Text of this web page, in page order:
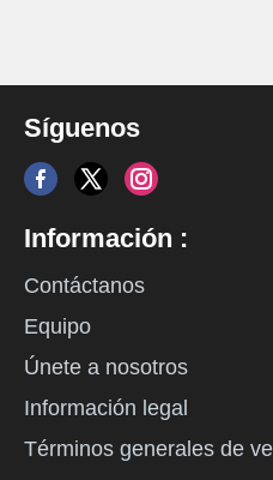
Síguenos
Información :
Contáctanos
Equipo
Únete a nosotros
Información legal
Términos generales de